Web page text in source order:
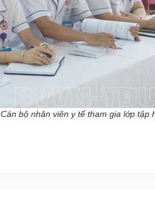
Cán bộ nhân viên y tế tham gia lớp tập